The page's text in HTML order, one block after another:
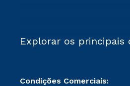
Explorar os principais
Condições Comerciais: